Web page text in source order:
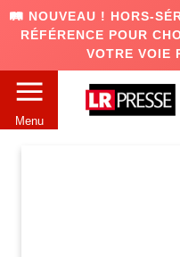
🛤️ NOUVEAU ! HORS-
RÉFÉRENCE POUR
VOTRE VOIE
Menu